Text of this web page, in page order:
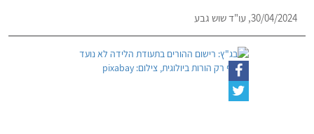
30/04/2024, עו"ד שוש גבע